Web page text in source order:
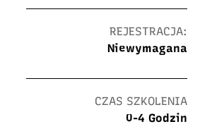
REJESTRACJA:
Niewymagana
CZAS SZKOLENIA
0-4 Godzin